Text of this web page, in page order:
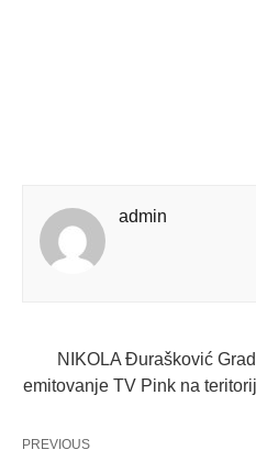
admin
NIKOLA Đurašković
emitovanje TV Pink na
PREVIOUS